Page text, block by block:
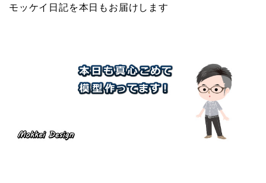
モッケイ日記を本日もお届けします